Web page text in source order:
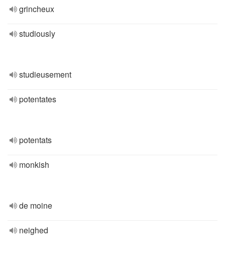
grincheux
studiously
studieusement
potentates
potentats
monkish
de moine
neighed